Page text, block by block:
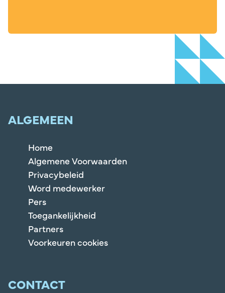
ALGEMEEN
Home
Algemene Voorwaarden
Privacybeleid
Word medewerker
Pers
Toegankelijkheid
Partners
Voorkeuren cookies
CONTACT